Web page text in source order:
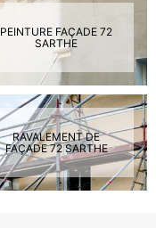
PEINTURE FAÇADE 72
SARTHE
RAVALEMENT DE
FAÇADE 72 SARTHE